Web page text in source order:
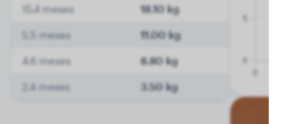
15.4 meses 18.10 kg
5.5 meses 11.00 kg
4.6 meses 8.80 kg
2.4 meses 3.50 kg